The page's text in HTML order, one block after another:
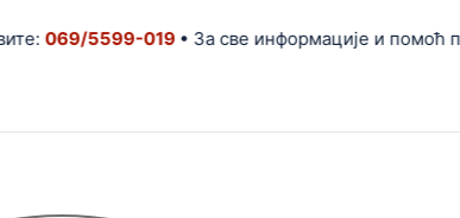
069/5599-019• За све информације и помоћ